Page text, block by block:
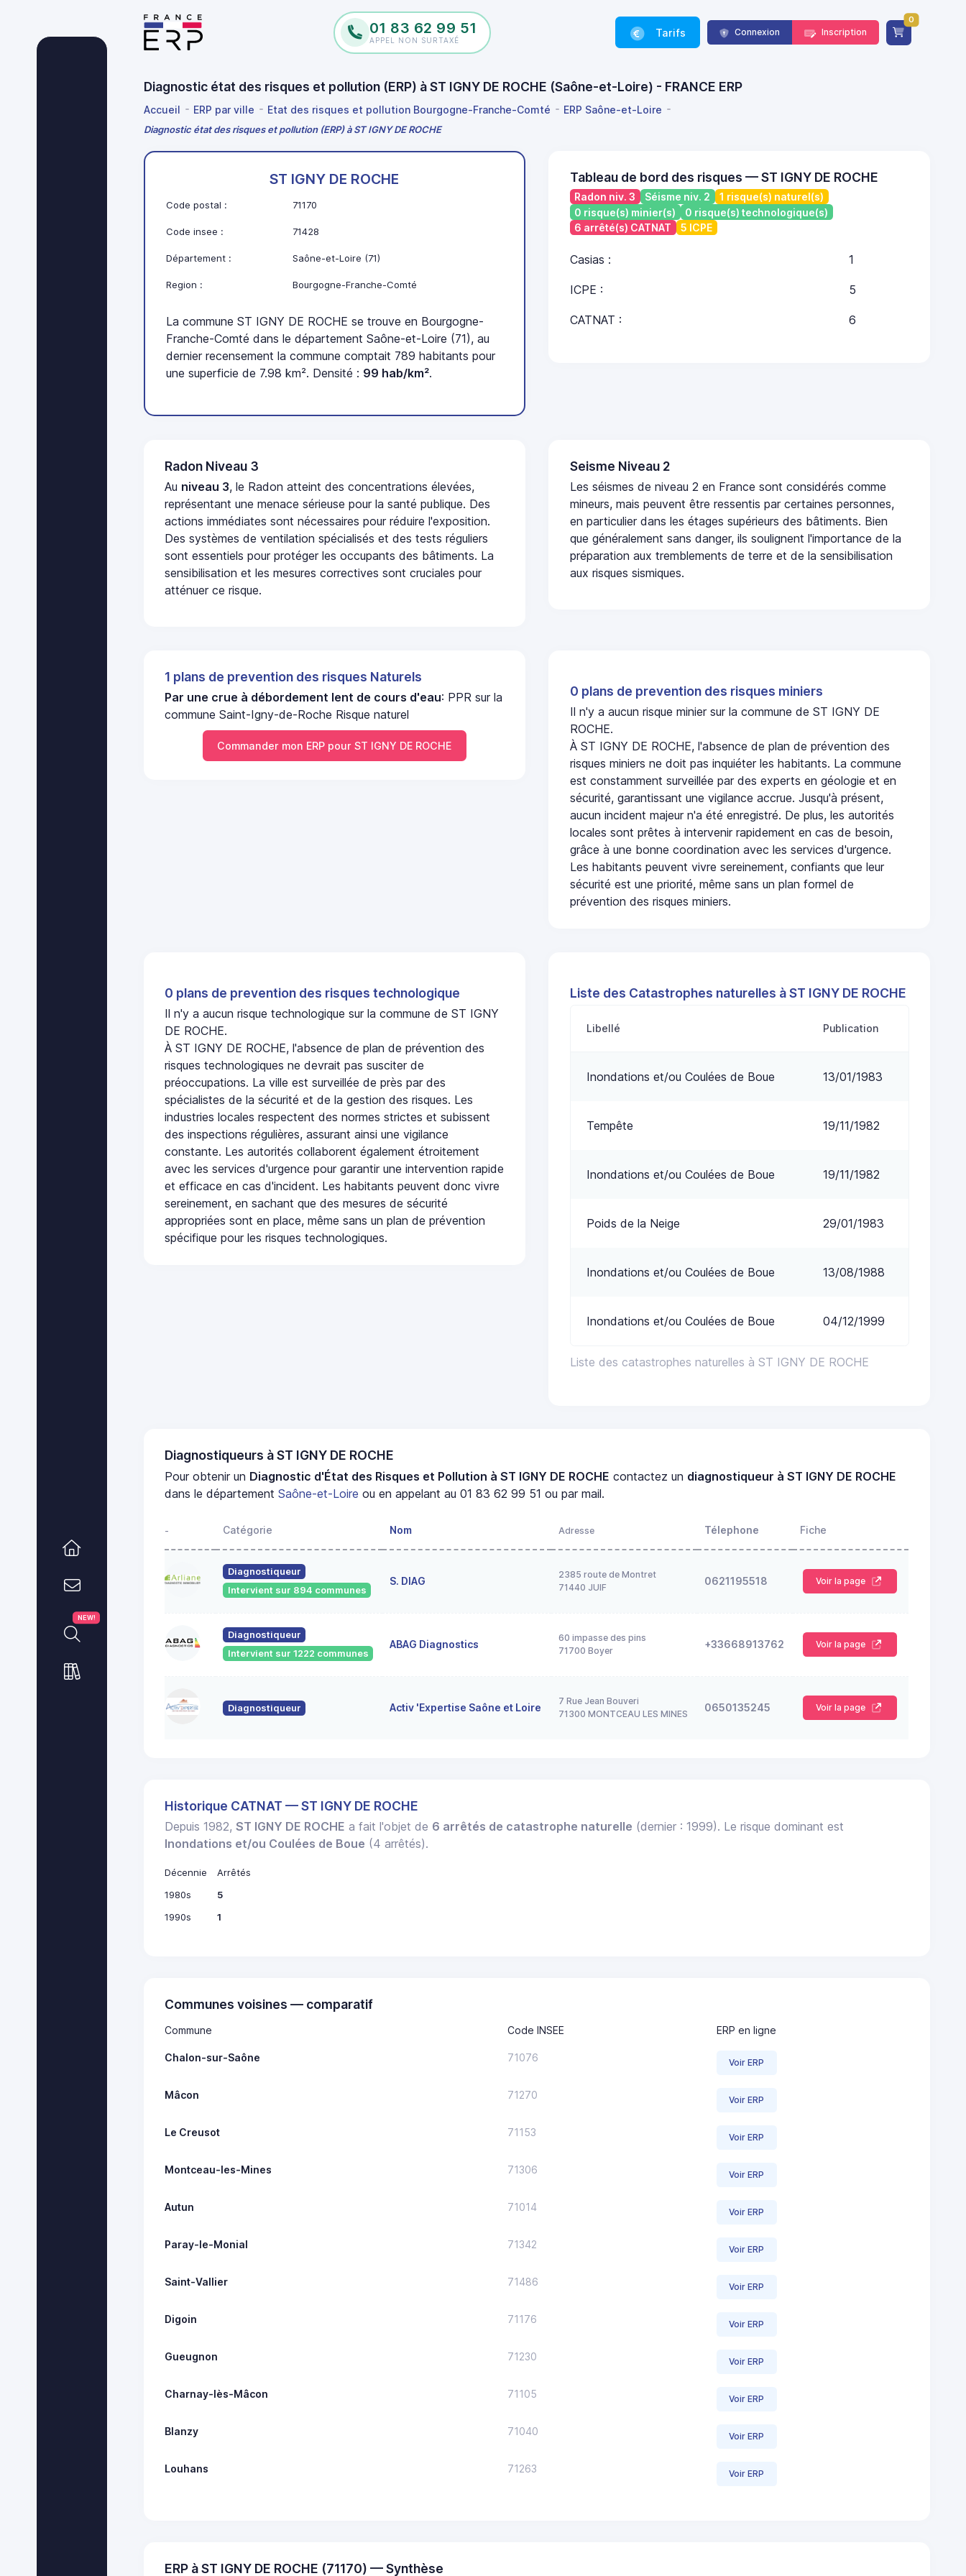
01 83 62 99 51
APPEL NON SURTAXÉ
Tarifs Connexion Inscription
0
Diagnostic état des risques et pollution (ERP) à ST IGNY DE ROCHE (Saône-et-Loire) - FRANCE ERP
Accueil ERP par ville Etat des risques et pollution Bourgogne-Franche-Comté ERP Saône-et-Loire
Diagnostic état des risques et pollution (ERP) à ST IGNY DE ROCHE
NEW!
ST IGNY DE ROCHE
Code postal : 71170
Code insee : 71428
Département : Saône-et-Loire (71)
Region : Bourgogne-Franche-Comté
La commune ST IGNY DE ROCHE se trouve en Bourgogne-
Franche-Comté dans le département Saône-et-Loire (71), au
dernier recensement la commune comptait 789 habitants pour
une superficie de 7.98 km². Densité : 99 hab/km².
Tableau de bord des risques — ST IGNY DE ROCHE
Radon niv. 3 Séisme niv. 2
1 risque(s) naturel(s)
0 risque(s) minier(s)
0 risque(s) technologique(s)
6 arrêté(s) CATNAT
5 ICPE
Casias : 1
ICPE : 5
CATNAT : 6
Radon Niveau 3
Au niveau 3, le Radon atteint des concentrations élevées,
représentant une menace sérieuse pour la santé publique. Des
actions immédiates sont nécessaires pour réduire l'exposition.
Des systèmes de ventilation spécialisés et des tests réguliers
sont essentiels pour protéger les occupants des bâtiments. La
sensibilisation et les mesures correctives sont cruciales pour
atténuer ce risque.
Seisme Niveau 2
Les séismes de niveau 2 en France sont considérés comme
mineurs, mais peuvent être ressentis par certaines personnes,
en particulier dans les étages supérieurs des bâtiments. Bien
que généralement sans danger, ils soulignent l'importance de la
préparation aux tremblements de terre et de la sensibilisation
aux risques sismiques.
1 plans de prevention des risques Naturels
Par une crue à débordement lent de cours d'eau: PPR sur la
commune Saint-Igny-de-Roche Risque naturel
Commander mon ERP pour ST IGNY DE ROCHE
0 plans de prevention des risques miniers
Il n'y a aucun risque minier sur la commune de ST IGNY DE
ROCHE.
À ST IGNY DE ROCHE, l'absence de plan de prévention des
risques miniers ne doit pas inquiéter les habitants. La commune
est constamment surveillée par des experts en géologie et en
sécurité, garantissant une vigilance accrue. Jusqu'à présent,
aucun incident majeur n'a été enregistré. De plus, les autorités
locales sont prêtes à intervenir rapidement en cas de besoin,
grâce à une bonne coordination avec les services d'urgence.
Les habitants peuvent vivre sereinement, confiants que leur
sécurité est une priorité, même sans un plan formel de
prévention des risques miniers.
0 plans de prevention des risques technologique
Il n'y a aucun risque technologique sur la commune de ST IGNY
DE ROCHE.
À ST IGNY DE ROCHE, l'absence de plan de prévention des
risques technologiques ne devrait pas susciter de
préoccupations. La ville est surveillée de près par des
spécialistes de la sécurité et de la gestion des risques. Les
industries locales respectent des normes strictes et subissent
des inspections régulières, assurant ainsi une vigilance
constante. Les autorités collaborent également étroitement
avec les services d'urgence pour garantir une intervention rapide
et efficace en cas d'incident. Les habitants peuvent donc vivre
sereinement, en sachant que des mesures de sécurité
appropriées sont en place, même sans un plan de prévention
spécifique pour les risques technologiques.
Liste des Catastrophes naturelles à ST IGNY DE ROCHE
Liste des catastrophes naturelles à ST IGNY DE ROCHE
Libellé Publication
Inondations et/ou Coulées de Boue 13/01/1983
Tempête 19/11/1982
Inondations et/ou Coulées de Boue 19/11/1982
Poids de la Neige 29/01/1983
Inondations et/ou Coulées de Boue 13/08/1988
Inondations et/ou Coulées de Boue 04/12/1999
Diagnostiqueurs à ST IGNY DE ROCHE
Pour obtenir un Diagnostic d'État des Risques et Pollution à ST IGNY DE ROCHE contactez un diagnostiqueur à ST IGNY DE ROCHE
dans le départementSaône-et-Loire ou en appelant au 01 83 62 99 51 ou par mail.
- Catégorie Nom Adresse Télephone Fiche
Diagnostiqueur
Intervient sur 894 communes
S. DIAG
2385 route de Montret
71440 JUIF
0621195518 Voir la page
Diagnostiqueur
Intervient sur 1222 communes
ABAG Diagnostics
60 impasse des pins
71700 Boyer
+33668913762 Voir la page
Diagnostiqueur Activ 'Expertise Saône et Loire
7 Rue Jean Bouveri
71300 MONTCEAU LES MINES
0650135245 Voir la page
Historique CATNAT — ST IGNY DE ROCHE
Depuis 1982,ST IGNY DE ROCHE a fait l'objet de 6 arrêtés de catastrophe naturelle (dernier : 1999). Le risque dominant est
Inondations et/ou Coulées de Boue (4 arrêtés).
Décennie
Arrêtés
1980s
5
1990s
1
Communes voisines — comparatif
Commune Code INSEE ERP en ligne
Chalon-sur-Saône 71076 Voir ERP
Mâcon 71270 Voir ERP
Le Creusot 71153 Voir ERP
Montceau-les-Mines 71306 Voir ERP
Autun 71014 Voir ERP
Paray-le-Monial 71342 Voir ERP
Saint-Vallier 71486 Voir ERP
Digoin 71176 Voir ERP
Gueugnon 71230 Voir ERP
Charnay-lès-Mâcon 71105 Voir ERP
Blanzy 71040 Voir ERP
Louhans 71263 Voir ERP
ERP à ST IGNY DE ROCHE (71170) — Synthèse